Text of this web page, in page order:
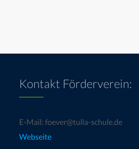
Kontakt Förderverein:
E-Mail: foever@tulla-schule.de
Webseite